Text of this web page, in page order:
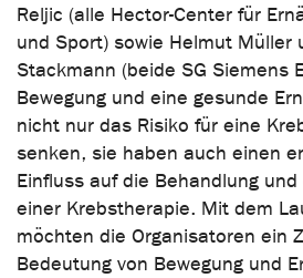
Reljic (alle Hector-Center für
und Sport) sowie Helmut Müller
Stackmann (beide SG Siemens
Bewegung und eine gesunde
nicht nur das Risiko für eine
senken, sie haben auch einen
Einfluss auf die Behandlung
einer Krebstherapie. Mit dem
möchten die Organisatoren ein
Bedeutung von Bewegung und